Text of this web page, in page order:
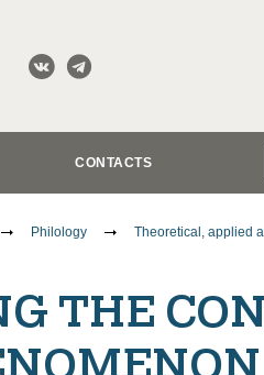
CONTACTS
Philology Theoretical, applied
THE